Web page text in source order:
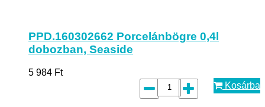
PPD.160302662 Porcelánbögre 0,4l
dobozban, Seaside
5 984 Ft
Kosárba